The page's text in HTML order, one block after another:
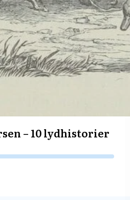
– 10 lydhistorier